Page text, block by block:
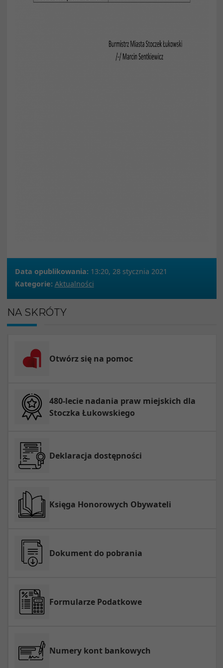
Data opublikowania: 13:20, 28 stycznia 2021
Kategorie: Aktualności
NA SKRÓTY
Otwórz się na pomoc
480-lecie nadania praw miejskich dla
Stoczka Łukowskiego
Deklaracja dostępności
Księga Honorowych Obywateli
Dokument do pobrania
Formularze Podatkowe
Numery kont bankowych